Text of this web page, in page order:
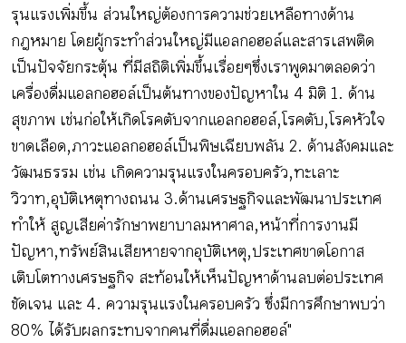
รุนแรงเพิ่มขึ้น ส่วนใหญ่ต้องการความช่วยเหลือทางด้าน
กฎหมาย โดยผู้กระทำส่วนใหญ่มีแอลกอฮอล์และสารเสพติด
เป็นปัจจัยกระตุ้น ที่มีสถิติเพิ่มขึ้นเรื่อยๆ ซึ่งเราพูดมาตลอดว่า
เครื่องดื่มแอลกอฮอล์เป็นต้นทางของปัญหาใน 4 มิติ 1. ด้าน
สุขภาพ เช่นก่อให้เกิดโรคตับจากแอลกอฮอล์, โรคตับ, โรคหัวใจ
ขาดเลือด, ภาวะแอลกอฮอล์เป็นพิษเฉียบพลัน 2. ด้านสังคมและ
วัฒนธรรม เช่น เกิดความรุนแรงในครอบครัว, ทะเลาะ
วิวาท, อุบัติเหตุทางถนน 3.ด้านเศรษฐกิจและพัฒนาประเทศ
ทำให้ สูญเสียค่ารักษาพยาบาลมหาศาล, หน้าที่การงานมี
ปัญหา, ทรัพย์สินเสียหายจากอุบัติเหตุ, ประเทศขาดโอกาส
เติบโตทางเศรษฐกิจ สะท้อนให้เห็นปัญหาด้านลบต่อประเทศ
ชัดเจน และ 4. ความรุนแรงในครอบครัว ซึ่งมีการศึกษาพบว่า
80% ได้รับผลกระทบจากคนที่ดื่มแอลกอฮอล์"